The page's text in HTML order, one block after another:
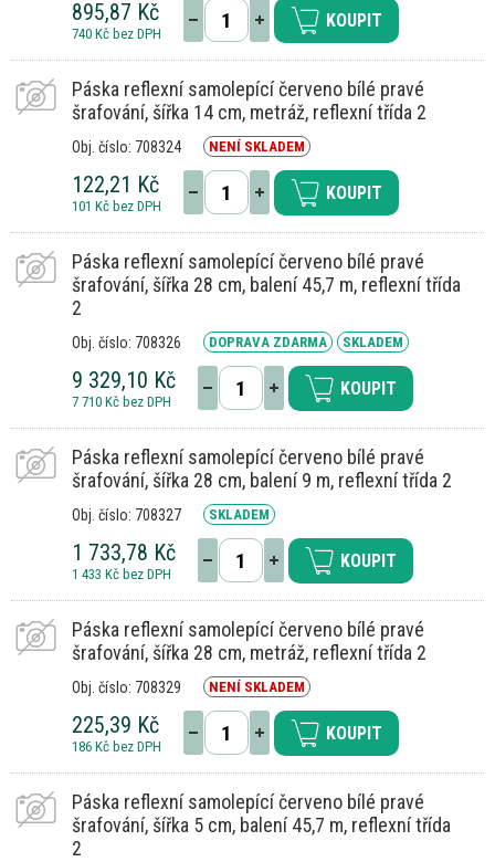
895,87 Kč
740 Kč bez DPH
KOUPIT
Páska reflexní samolepící červeno bílé pravé
šrafování, šířka 14 cm, metráž, reflexní třída 2
Obj. číslo: 708324 NENÍ SKLADEM
122,21 Kč
101 Kč bez DPH
KOUPIT
Páska reflexní samolepící červeno bílé pravé
šrafování, šířka 28 cm, balení 45,7 m, reflexní třída
2
Obj. číslo: 708326 DOPRAVA ZDARMA SKLADEM
9 329,10 Kč
7 710 Kč bez DPH
KOUPIT
Páska reflexní samolepící červeno bílé pravé
šrafování, šířka 28 cm, balení 9 m, reflexní třída 2
Obj. číslo: 708327 SKLADEM
1 733,78 Kč
1 433 Kč bez DPH
KOUPIT
Páska reflexní samolepící červeno bílé pravé
šrafování, šířka 28 cm, metráž, reflexní třída 2
Obj. číslo: 708329 NENÍ SKLADEM
225,39 Kč
186 Kč bez DPH
KOUPIT
Páska reflexní samolepící červeno bílé pravé
šrafování, šířka 5 cm, balení 45,7 m, reflexní třída
2